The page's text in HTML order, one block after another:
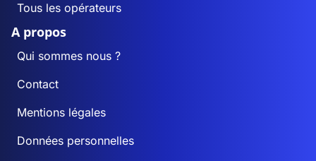
Tous les opérateurs
A propos
Qui sommes nous ?
Contact
Mentions légales
Données personnelles